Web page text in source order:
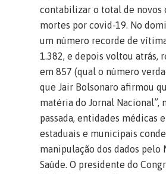
contabilizar o total de novos
mortes por covid-19. No
um número recorde de
1.382, e depois voltou atrás,
em 857 (qual o número
que Jair Bolsonaro afirmou
matéria do Jornal Nacional”,
passada, entidades médicas
estaduais e municipais
manipulação dos dados pelo
Saúde. O presidente do